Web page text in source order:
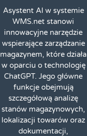
Asystent AI w systemie
WMS.net stanowi
innowacyjne narzędzie
wspierające zarządzanie
magazynem, które działa
w oparciu o technologię
ChatGPT. Jego główne
funkcje obejmują
szczegółową analizę
stanów magazynowych,
lokalizacji towarów oraz
dokumentacji,